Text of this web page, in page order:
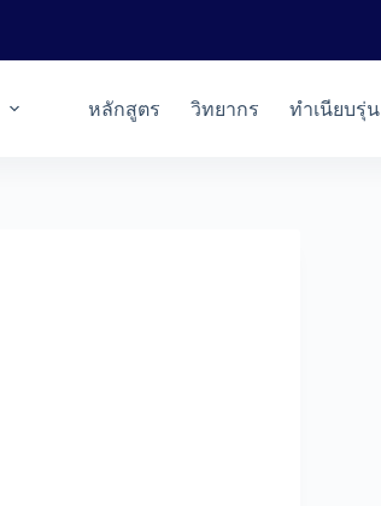
หลักสูตร วิทยากร ทำเนียบรุ่น